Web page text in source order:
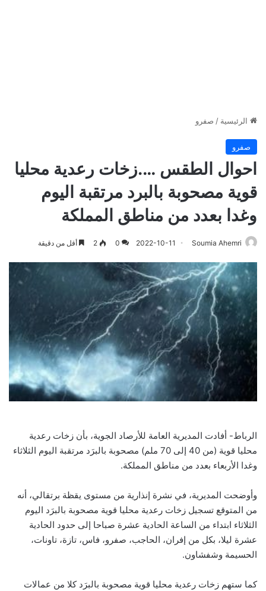
الرئيسية / صفرو
صفرو
احوال الطقس ….زخات رعدية محليا
قوية مصحوبة بالبرد مرتقبة اليوم
وغدا بعدد من مناطق المملكة
Soumia Ahemri
2022-10-11
0
2 أقل من دقيقة
الرباط- أفادت المديرية العامة للأرصاد الجوية، بأن زخات رعدية
محليا قوية (من 40 إلى 70 ملم) مصحوبة بالبرَد مرتقبة اليوم الثلاثاء
وغدا الأربعاء بعدد من مناطق المملكة.
وأوضحت المديرية، في نشرة إنذارية من مستوى يقظة برتقالي، أنه
من المتوقع تسجيل زخات رعدية محليا قوية مصحوبة بالبرَد اليوم
الثلاثاء ابتداء من الساعة الحادية عشرة صباحا إلى حدود الحادية
عشرة ليلا، بكل من إفران، الحاجب، صفرو، فاس، تازة، تاونات،
الحسيمة وشفشاون.
كما ستهم زخات رعدية محليا قوية مصحوبة بالبرَد كلا من عمالات